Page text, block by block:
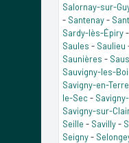
Salornay-sur-
- Santenay-
Sardy-lès-Épiry-
Saules - Saulieu
Saunières -
Sauvigny-les-
Savigny-en-
le-Sec -
Savigny-sur-
Seille - Savilly-
Seigny-